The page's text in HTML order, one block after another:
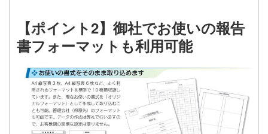
【ポイント2】御社でお使いの報告
書フォーマットも利用可能